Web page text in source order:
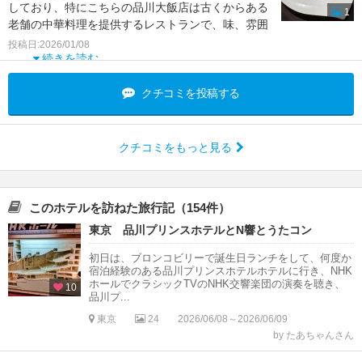
しており、特にこちらの品川大飯店は古くからある
老舗の中華料理を提供するレストランで、味、雰囲
気ともにおすすめ
続きを読む
投稿日:2026/01/08
1
クチコミを投稿する
クチコミをもっと見る
このホテルを訪ねた旅行記（154件）
10
東京 品川プリンスホテルとN響とうたコン
初日は、ブロンコビリーで誕生日ランチをして、何度か
宿泊経験のある品川プリンスホテルホテルに行き、NHK
ホールでクラシックTVのNHK交響楽団の演奏を聴き、
品川プ...
東京 24
2026/06/08～2026/06/09
by たあちゃんさん